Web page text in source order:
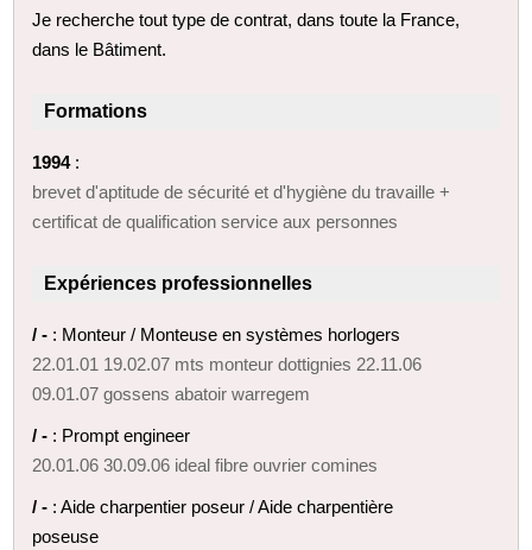
Je recherche tout type de contrat, dans toute la France,
dans le Bâtiment.
Formations
1994:
brevet d'aptitude de sécurité et d'hygiène du travaille +
certificat de qualification service aux personnes
Expériences professionnelles
/ - : Monteur / Monteuse en systèmes horlogers
22.01.01 19.02.07 mts monteur dottignies 22.11.06
09.01.07 gossens abatoir warregem
/ - : Prompt engineer
20.01.06 30.09.06 ideal fibre ouvrier comines
/ - : Aide charpentier poseur / Aide charpentière
poseuse